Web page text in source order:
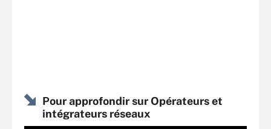
Pour approfondir sur Opérateurs et
intégrateurs réseaux